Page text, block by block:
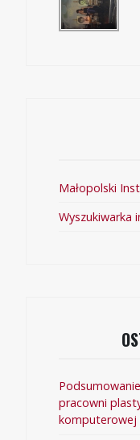
Małopolski
Wyszukiwarka
pracowni